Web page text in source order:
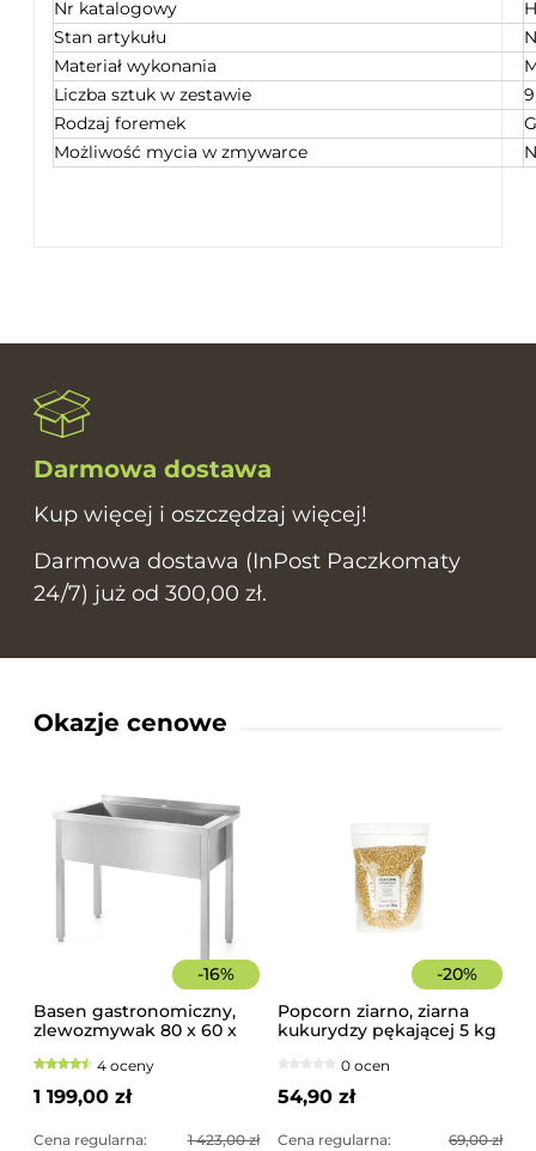
Nr katalogowy
Stan artykułu
Materiał wykonania
Liczba sztuk w zestawie
9
Rodzaj foremek
Możliwość mycia w zmywarce
Darmowa dostawa
Kup więcej i oszczędzaj więcej!
Darmowa dostawa (InPost Paczkomaty
24/7) już od 300,00 zł.
Okazje cenowe
-16%
Basen gastronomiczny,
zlewozmywak 80 x 60 x
4 oceny
1 199,00 zł
Cena regularna: 1 423,00 zł
-20%
Popcorn ziarno, ziarna
kukurydzy pękającej 5 kg
0 ocen
54,90 zł
Cena regularna: 69,00 zł